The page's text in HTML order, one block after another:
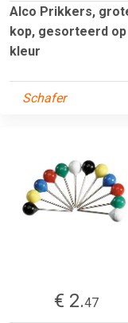
Alco Prikkers,
kop, gesorteerd op
kleur
Schafer
€ 2.47